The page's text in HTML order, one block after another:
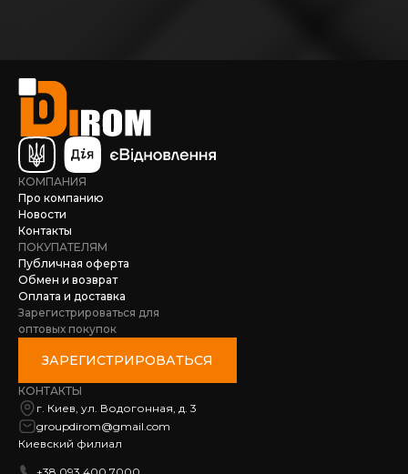
КОМПАНИЯ
Про компанию
Новости
Контакты
ПОКУПАТЕЛЯМ
Публичная оферта
Обмен и возврат
Оплата и доставка
Зарегистрироваться для
оптовых покупок
ЗАРЕГИСТРИРОВАТЬСЯ
КОНТАКТЫ
г. Киев, ул. Водогонная, д. 3
groupdirom@gmail.com
Киевский филиал